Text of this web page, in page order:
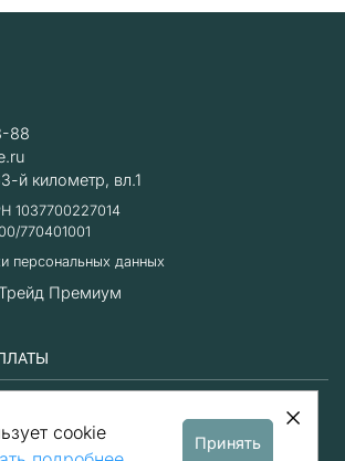
88
й километр, вл.1
770401001
персональных данных
Премиум
cookie
Принять